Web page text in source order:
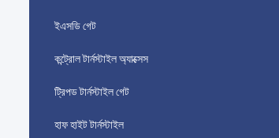
ইএসডি গেট
কন্ট্রোল টার্নস্টাইল অ্যাক্সেস
ট্রিপড টার্নস্টাইল গেট
হাফ হাইট টার্নস্টাইল